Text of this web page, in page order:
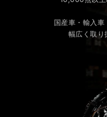
国産車・輸入
幅広く取り